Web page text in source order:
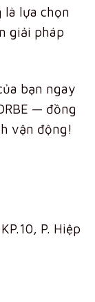
là lựa chọn
giải pháp
bạn ngay
— đồng
vận động!
P. Hiệp